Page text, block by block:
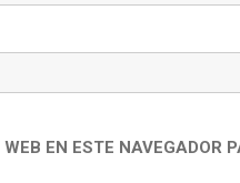
EN ESTE NAVEGADOR